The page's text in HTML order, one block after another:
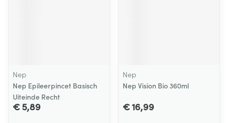
Nep
Nep Epileerpincet Basisch
Uiteinde Recht
€ 5,89
Nep
Nep Vision Bio 360ml
€ 16,99